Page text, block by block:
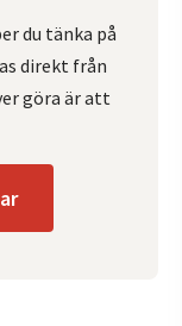
du tänka på
direkt från
göra är att